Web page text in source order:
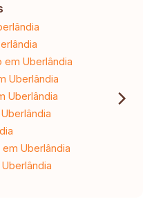
em Uberlândia
Uberlândia
Uberlândia
Uberlândia